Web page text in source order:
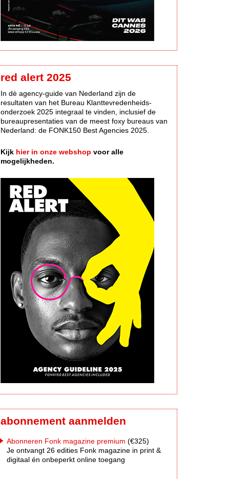
red alert 2025
In dè agency-guide van Nederland zijn de
resultaten van het Bureau Klanttevredenheids-
onderzoek 2025 integraal te vinden, inclusief de
bureaupresentaties van de meest foxy bureaus van
Nederland: de FONK150 Best Agencies 2025.
Kijk hier in onze webshop voor alle
mogelijkheden.
abonnement aanmelden
Abonneren Fonk magazine premium (€325)
Je ontvangt 26 edities Fonk magazine in print &
digitaal én onbeperkt online toegang